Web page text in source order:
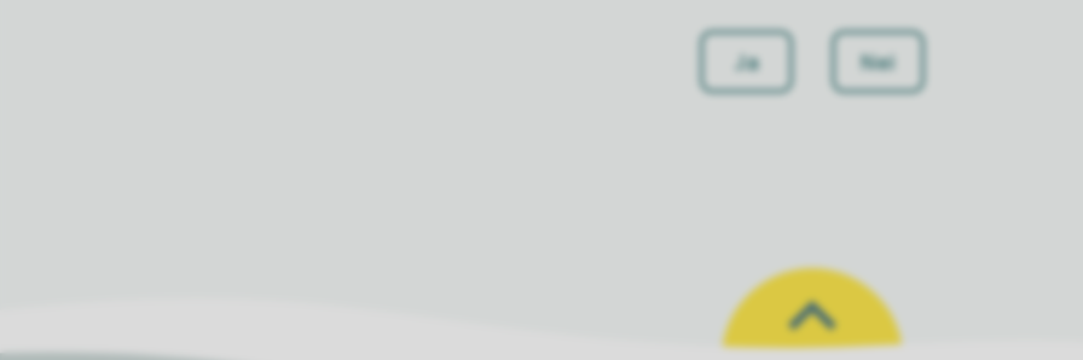
Ja Nei